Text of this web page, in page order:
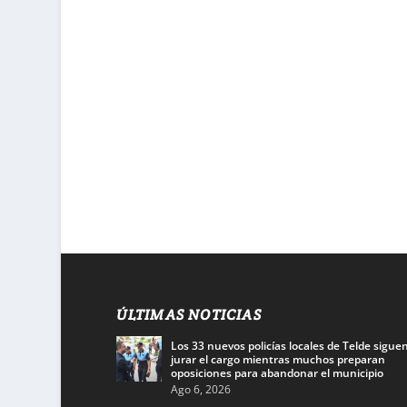
ÚLTIMAS NOTICIAS
Los 33 nuevos policías locales de Telde
jurar el cargo mientras muchos preparan
oposiciones para abandonar el municipio
Ago 6, 2026